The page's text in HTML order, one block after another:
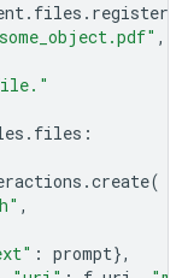
. files .
,
. files :
.create(
,
: prompt},